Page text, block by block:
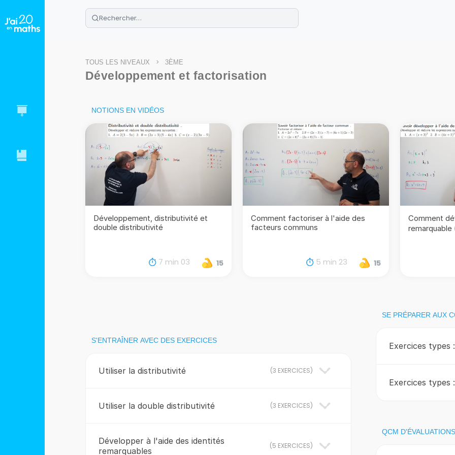
🌴Cahier de vacances offert: révise les maths cet été !
Télécharge ton PDF gratuit et progresse avec des exercices corrigés en vidéo.
TOUS LES NIVEAUX > 3ÈME
Développement et factorisation
NOTIONS EN VIDÉOS
Développement, distributivité et
double distributivité
7 min 03 15
Comment factoriser à l'aide des
facteurs communs
5 min 23 15
Comment
remarquable
S'ENTRAÎNER AVEC DES EXERCICES
Utiliser la distributivité (3 EXERCICES)
Utiliser la double distributivité (3 EXERCICES)
Développer à l'aide des identités
remarquables
(5 EXERCICES)
SE PRÉPARER AUX
Exercices types :
Exercices types :
QCM D'ÉVALUATIONS